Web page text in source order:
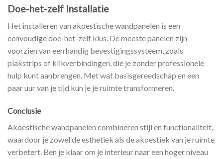
Doe-het-zelf Installatie
Het installeren van akoestische wandpanelen is een
eenvoudige doe-het-zelf klus. De meeste panelen zijn
voorzien van een handig bevestigingssysteem, zoals
plakstrips of klikverbindingen, die je zonder professionele
hulp kunt aanbrengen. Met wat basisgereedschap en een
paar uur van je tijd kun je je ruimte transformeren.
Conclusie
Akoestische wandpanelen combineren stijl en functionaliteit,
waardoor je zowel de esthetiek als de akoestiek van je ruimte
verbetert. Ben je klaar om je interieur naar een hoger niveau